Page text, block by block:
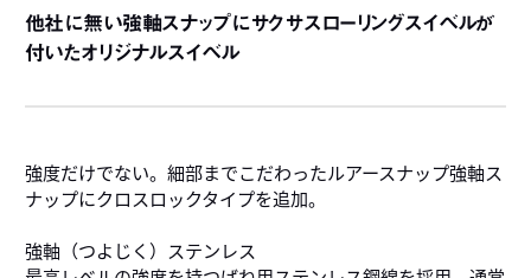
他社に無い強軸スナップにサクサスローリングスイベルが
付いたオリジナルスイベル
強度だけでない。細部までこだわったルアースナップ強軸ス
ナップにクロスロックタイプを追加。
強軸（つよじく）ステンレス